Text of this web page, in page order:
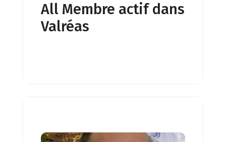
le plus possible les champs
électromagnétiques perturbants. –
All Membre actif dans
Valréas